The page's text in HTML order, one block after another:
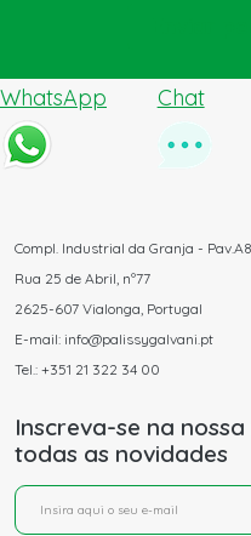
WhatsApp Chat
Compl. Industrial da Granja - Pav.A8
Rua 25 de Abril, nº77
2625-607 Vialonga, Portugal
E-mail: info@palissygalvani.pt
Tel.: +351 21 322 34 00
Inscreva-se na
todas as novidades